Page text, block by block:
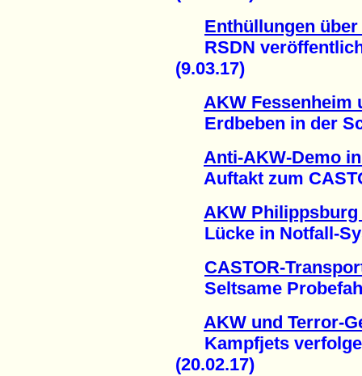
Enthüllungen
RSDN
(9.03.17)
AKW Fessenheim
Erdbeben in der
Anti-AKW-Demo
Auftakt zum
AKW
Lücke in Notfall-
CASTOR-
Seltsame
AKW und Terror-
Kampfjets
(20.02.17)